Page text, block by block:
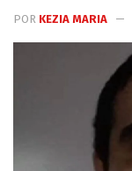
POR KEZIA MARIA